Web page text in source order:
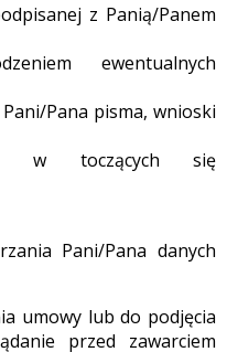
z Panią/Panem
ewentualnych
Pana pisma, wnioski
w toczących się
Pani/Pana danych
umowy lub do podjęcia
przed zawarciem